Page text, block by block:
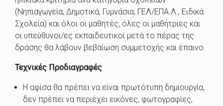
(Νηπιαγωγεία, Δημοτικά, Γυμνάσια, ΓΕΛ/ΕΠΑ.Λ., Ειδικά
Σχολεία) και όλοι οι μαθητές, όλες οι μαθήτριες και
οι υπεύθυνοι/ες εκπαιδευτικοί μετά το πέρας της
δράσης θα λάβουν βεβαίωση συμμετοχής και έπαινο.
Τεχνικές Προδιαγραφές
Η αφίσα θα πρέπει να είναι πρωτότυπη δημιουργία,
δεν πρέπει να περιέχει εικόνες, φωτογραφίες,